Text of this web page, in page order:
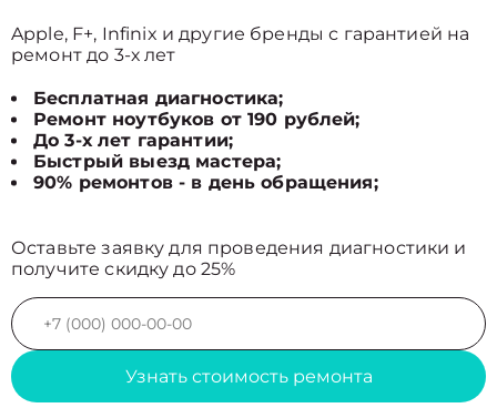
Apple, F+, Infinix и другие бренды с гарантией на
ремонт до 3-х лет
Бесплатная диагностика;
Ремонт ноутбуков от 190 рублей;
До 3-х лет гарантии;
Быстрый выезд мастера;
90% ремонтов - в день обращения;
Оставьте заявку для проведения диагностики и
получите скидку до 25%
Узнать стоимость ремонта